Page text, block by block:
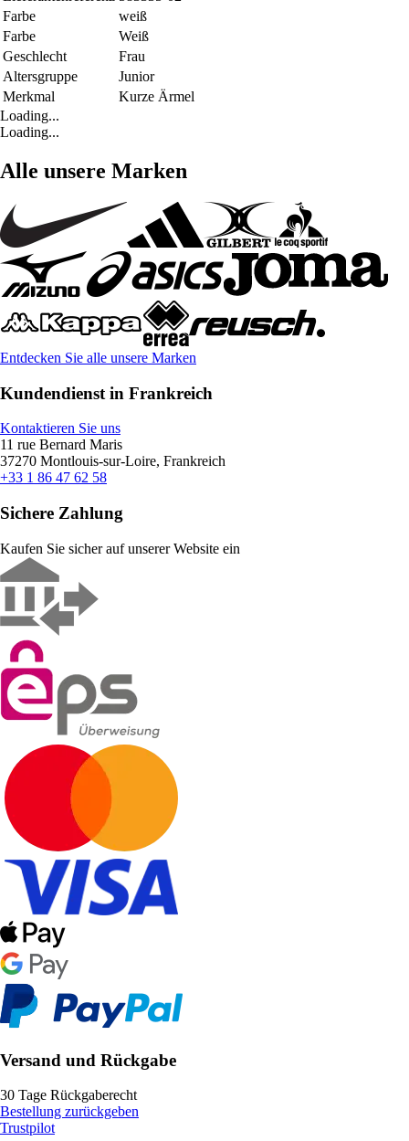
Farbe
weiß
Farbe
Weiß
Geschlecht
Frau
Altersgruppe
Junior
Merkmal
Kurze Ärmel
Loading...
Loading...
Alle unsere Marken
Entdecken Sie alle unsere Marken
Kundendienst in Frankreich
Kontaktieren Sie uns
11 rue Bernard Maris
37270 Montlouis-sur-Loire, Frankreich
+33 1 86 47 62 58
Sichere Zahlung
Kaufen Sie sicher auf unserer Website ein
Versand und Rückgabe
30 Tage Rückgaberecht
Bestellung zurückgeben
Trustpilot